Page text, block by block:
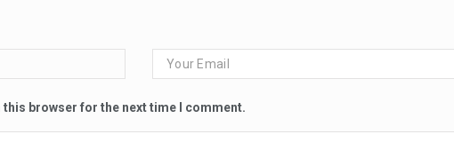
this browser for the next time I comment.